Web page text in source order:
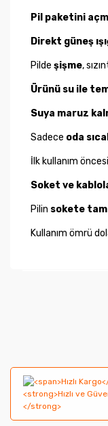
Pil paketini
Direkt güneş
Pilde şişme,
Ürünü su ile
Suya maruz
Sadece oda
İlk kullanım öncesi
Soket ve
Pilin sokete
Kullanım ömrü
Ürün
Ürün